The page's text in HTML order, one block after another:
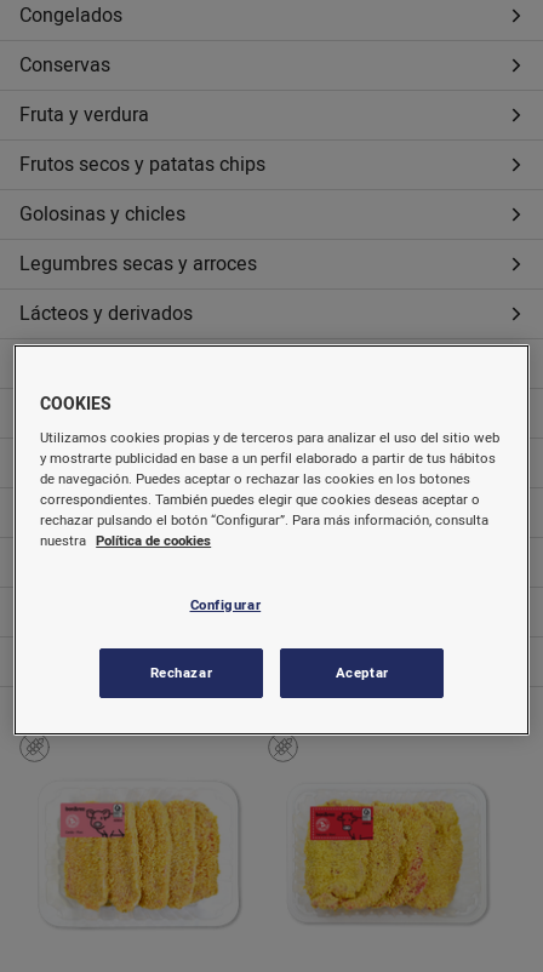
Congelados
Conservas
Fruta y verdura
Frutos secos y patatas chips
Golosinas y chicles
Legumbres secas y arroces
Lácteos y derivados
Pasta y harinas
Pastelería, galletas y cereales
Quesos
Sector bebé e infantil
COOKIES
Utilizamos cookies propias y de terceros para analizar el uso del sitio web
y mostrarte publicidad en base a un perfil elaborado a partir de tus hábitos
de navegación. Puedes aceptar o rechazar las cookies en los botones
correspondientes. También puedes elegir que cookies deseas aceptar o
rechazar pulsando el botón “Configurar”. Para más información, consulta
nuestra Política de cookies
Configurar
Rechazar Aceptar